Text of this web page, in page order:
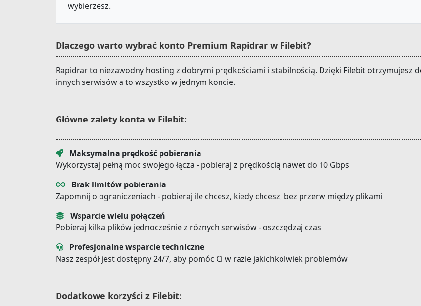
wybierzesz.
Dlaczego warto wybrać konto Premium Rapidrar w Filebit?
Rapidrar to niezawodny hosting z dobrymi prędkościami i stabilnością. Dzięki Filebit otrzymujesz
innych serwisów a to wszystko w jednym koncie.
Główne zalety konta w Filebit:
Maksymalna prędkość pobierania
Wykorzystaj pełną moc swojego łącza - pobieraj z prędkością nawet do 10 Gbps
Brak limitów pobierania
Zapomnij o ograniczeniach - pobieraj ile chcesz, kiedy chcesz, bez przerw między plikami
Wsparcie wielu połączeń
Pobieraj kilka plików jednocześnie z różnych serwisów - oszczędzaj czas
Profesjonalne wsparcie techniczne
Nasz zespół jest dostępny 24/7, aby pomóc Ci w razie jakichkolwiek problemów
Dodatkowe korzyści z Filebit: